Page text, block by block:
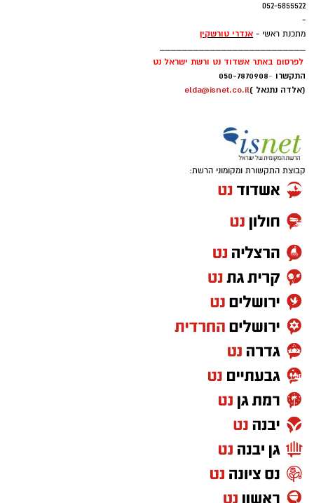
052-5855522
-
מתכנת ראשי - אנדרי טורשקין
__________________________
לפרסום באתר אשדוד נט ורשת ישראל נט
התקשרו -
050-7870908
(אלדה נתנאל )elda@isnet.co.il
קבוצת התקשורת ומקומוני הרשת: